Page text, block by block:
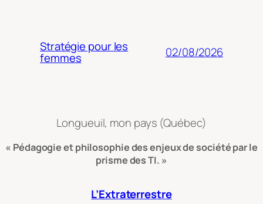
Stratégie pour les
femmes 02/08/2026
Longueuil, mon pays (Québec)
« Pédagogie et philosophie des enjeux de société par le
prisme des TI. »
L’Extraterrestre